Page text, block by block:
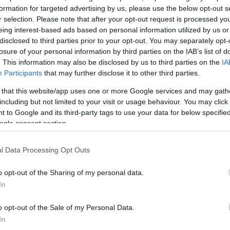
for targeted advertising by us, please use the below opt-out
selection. Please note that after your opt-out request is processed
interest-based ads based on personal information utilized by us
to third parties prior to your opt-out. You may separately
of your personal information by third parties on the IAB’s list of
This information may also be disclosed by us to third parties on the
Participants that may further disclose it to other third parties.
that this website/app uses one or more Google services and may
but not limited to your visit or usage behaviour. You may
to Google and its third-party tags to use your data for below
consent section.
Data Processing Opt Outs
opt-out of the Sharing of my personal data.
opt-out of the Sale of my Personal Data.
teátrumban december 3-án, ahol pályatársai,
alkotó Kossuth-díjas művészre.
dallal nyitotta meg az estét, amit egy korábbi
Karinthy Márton is, és rögtön elnyerte a
, Kéri Kitty,Dunai Tamás, Puskás Tamás, a
Baronits Gábor ésKarsai Istvánszínészek
majd Dunai Tamás klarinéton játszott és
ekkor barátokat invitált a színpadra, ahol
és Makk Zsuzsanna